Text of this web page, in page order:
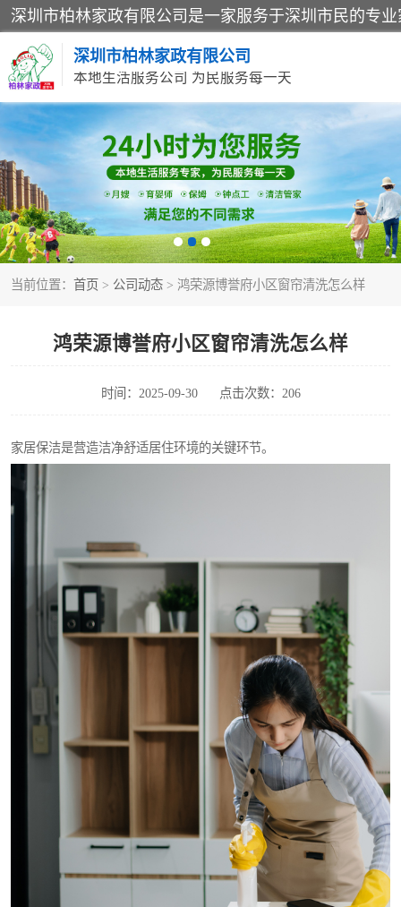
深圳市柏林家政有限公司
本地生活服务公司 为民服务每一天
当前位置： 首页 > 公司动态 > 鸿荣源博誉府小区窗帘清洗怎么样
鸿荣源博誉府小区窗帘清洗怎么样
时间：2025-09-30 点击次数：206
家居保洁是营造洁净舒适居住环境的关键环节。
家居保洁
家庭保姆